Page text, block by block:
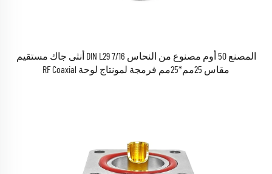
المصنع 50 أوم مصنوع من النحاس 7/16 DIN L29 أنثى جاك مستقيم
مقاس 25مم*25مم فرمجة لمونتاج لوحة RF Coaxial